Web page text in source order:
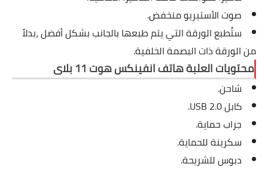
صوت الأستيريو منخفض.
ستُطبع الورقة التي يتم طبعها بالجانب بشكل أفضل ،بدلاً
من الورقة ذات البصمة الخلفية.
محتويات العلبة هاتف انفينكس هوت 11 بلاى
شاحن.
كابل USB 2.0.
جراب حماية.
سكرينة للحماية.
دبوس للشريحة.